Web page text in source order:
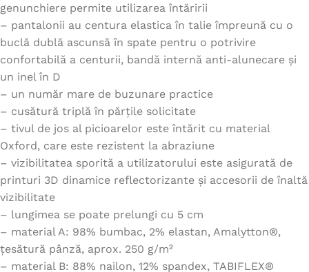
genunchiere permite utilizarea întăririi
– pantalonii au centura elastica în talie împreună cu o
buclă dublă ascunsă în spate pentru o potrivire
confortabilă a centurii, bandă internă anti-alunecare și
un inel în D
– un număr mare de buzunare practice
– cusătură triplă în părțile solicitate
– tivul de jos al picioarelor este întărit cu material
Oxford, care este rezistent la abraziune
– vizibilitatea sporită a utilizatorului este asigurată de
printuri 3D dinamice reflectorizante și accesorii de înaltă
vizibilitate
– lungimea se poate prelungi cu 5 cm
– material A: 98% bumbac, 2% elastan, Amalytton®,
țesătură pânză, aprox. 250 g/m²
– material B: 88% nailon, 12% spandex, TABIFLEX®